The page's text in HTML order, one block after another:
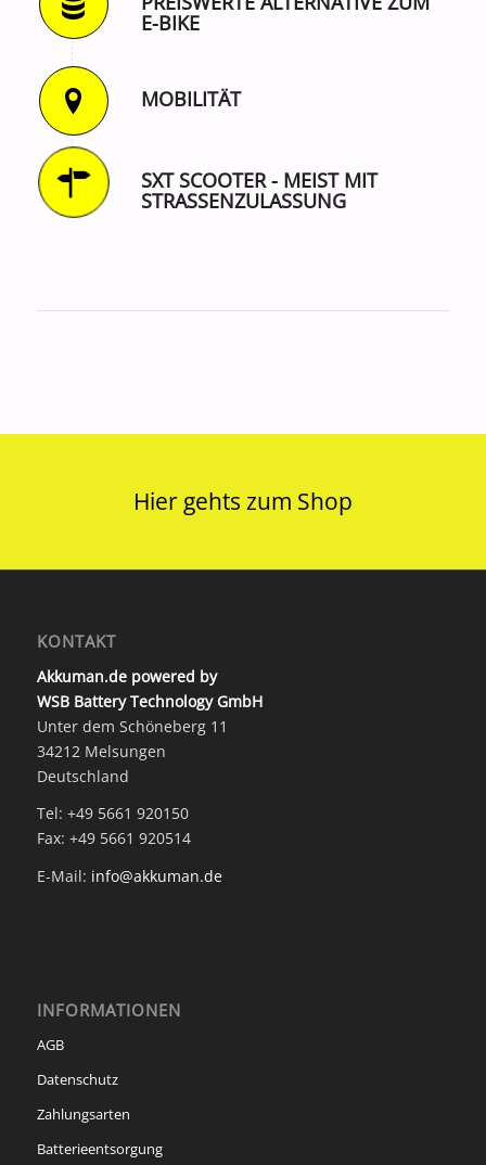
E-BIKE
MOBILITÄT
SXT SCOOTER - MEIST MIT
STRASSENZULASSUNG
Hier gehts zum Shop
KONTAKT
Akkuman.de powered by
WSB Battery Technology GmbH
Unter dem Schöneberg 11
34212 Melsungen
Deutschland
Tel: +49 5661 920150
Fax: +49 5661 920514
E-Mail: info@akkuman.de
INFORMATIONEN
AGB
Datenschutz
Zahlungsarten
Batterieentsorgung